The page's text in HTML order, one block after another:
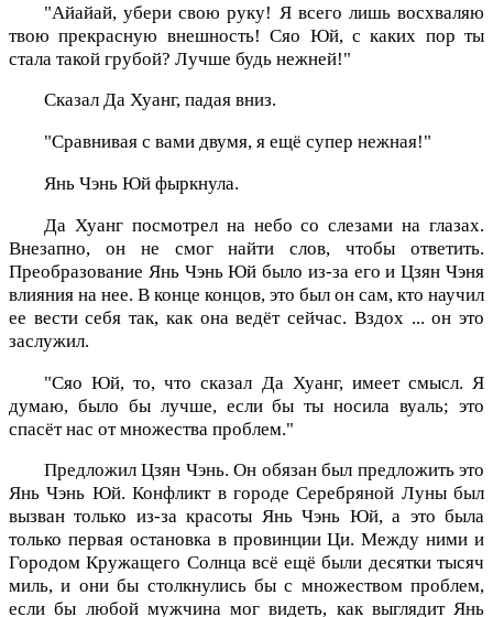
"Айайай, убери свою руку! Я всего лишь восхваляю
твою прекрасную внешность! Сяо Юй, с каких пор ты
стала такой грубой? Лучше будь нежней!"
Сказал Да Хуанг, падая вниз.
"Сравнивая с вами двумя, я ещё супер нежная!"
Янь Чэнь Юй фыркнула.
Да Хуанг посмотрел на небо со слезами на глазах.
Внезапно, он не смог найти слов, чтобы ответить.
Преобразование Янь Чэнь Юй было из-за его и Цзян Чэня
влияния на нее. В конце концов, это был он сам, кто научил
ее вести себя так, как она ведёт сейчас. Вздох ... он это
заслужил.
"Сяо Юй, то, что сказал Да Хуанг, имеет смысл. Я
думаю, было бы лучше, если бы ты носила вуаль; это
спасёт нас от множества проблем."
Предложил Цзян Чэнь. Он обязан был предложить это
Янь Чэнь Юй. Конфликт в городе Серебряной Луны был
вызван только из-за красоты Янь Чэнь Юй, а это была
только первая остановка в провинции Ци. Между ними и
Городом Кружащего Солнца всё ещё были десятки тысяч
миль, и они бы столкнулись бы с множеством проблем,
если бы любой мужчина мог видеть, как выглядит Янь